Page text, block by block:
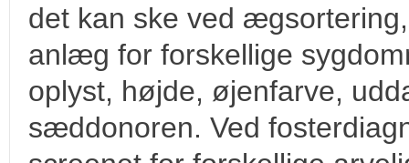
det kan ske ved
anlæg for forskellige
oplyst, højde, øjenfarve,
sæddonoren. Ved